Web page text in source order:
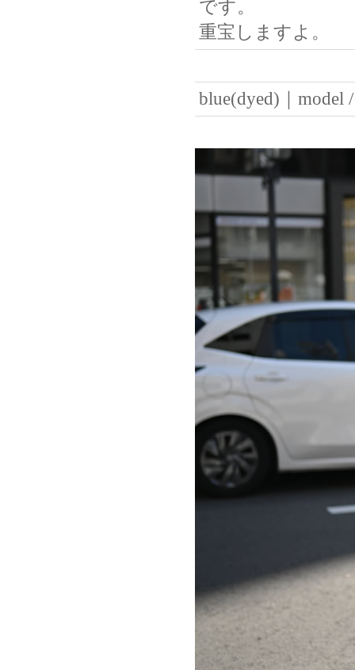
です。
重宝しますよ。
blue(dyed)｜